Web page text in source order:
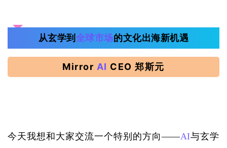
从玄学到 全球市场的文化出海新机遇
Mirror AI CEO 郑斯元
今天我想和大家交流一个特别的方向——AI与玄学